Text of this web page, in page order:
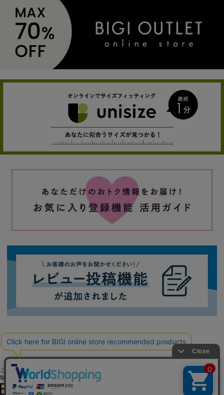
ご利用ガイド よくある質問 お問い合わせ 個人情報保護方針
特定商
取引法に基づく表記